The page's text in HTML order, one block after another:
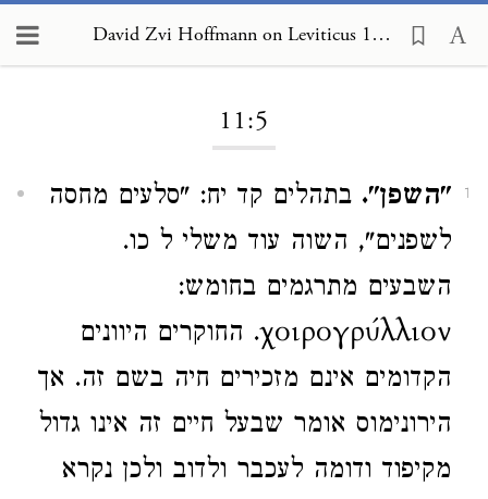
David Zvi Hoffmann on Leviticus 11:5
11:5
1 "השפן". בתהלים קד יח: "סלעים מחסה
לשפנים", השוה עוד משלי ל כו.
השבעים מתרגמים בחומש:
χοιρογρύλλιον. החוקרים היוונים
הקדומים אינם מזכירים חיה בשם זה. אך
הירונימוס אומר שבעל חיים זה אינו גדול
מקיפוד ודומה לעכבר ולדוב ולכן נקרא